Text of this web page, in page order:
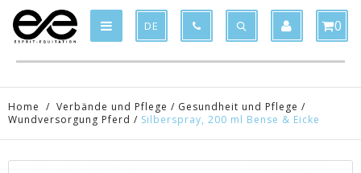
DE 0
Home / Verbände und Pflege / Gesundheit und Pflege /
Wundversorgung Pferd / Silberspray, 200 ml Bense & Eicke
Product added to the cart x
Product deleted from the cart x